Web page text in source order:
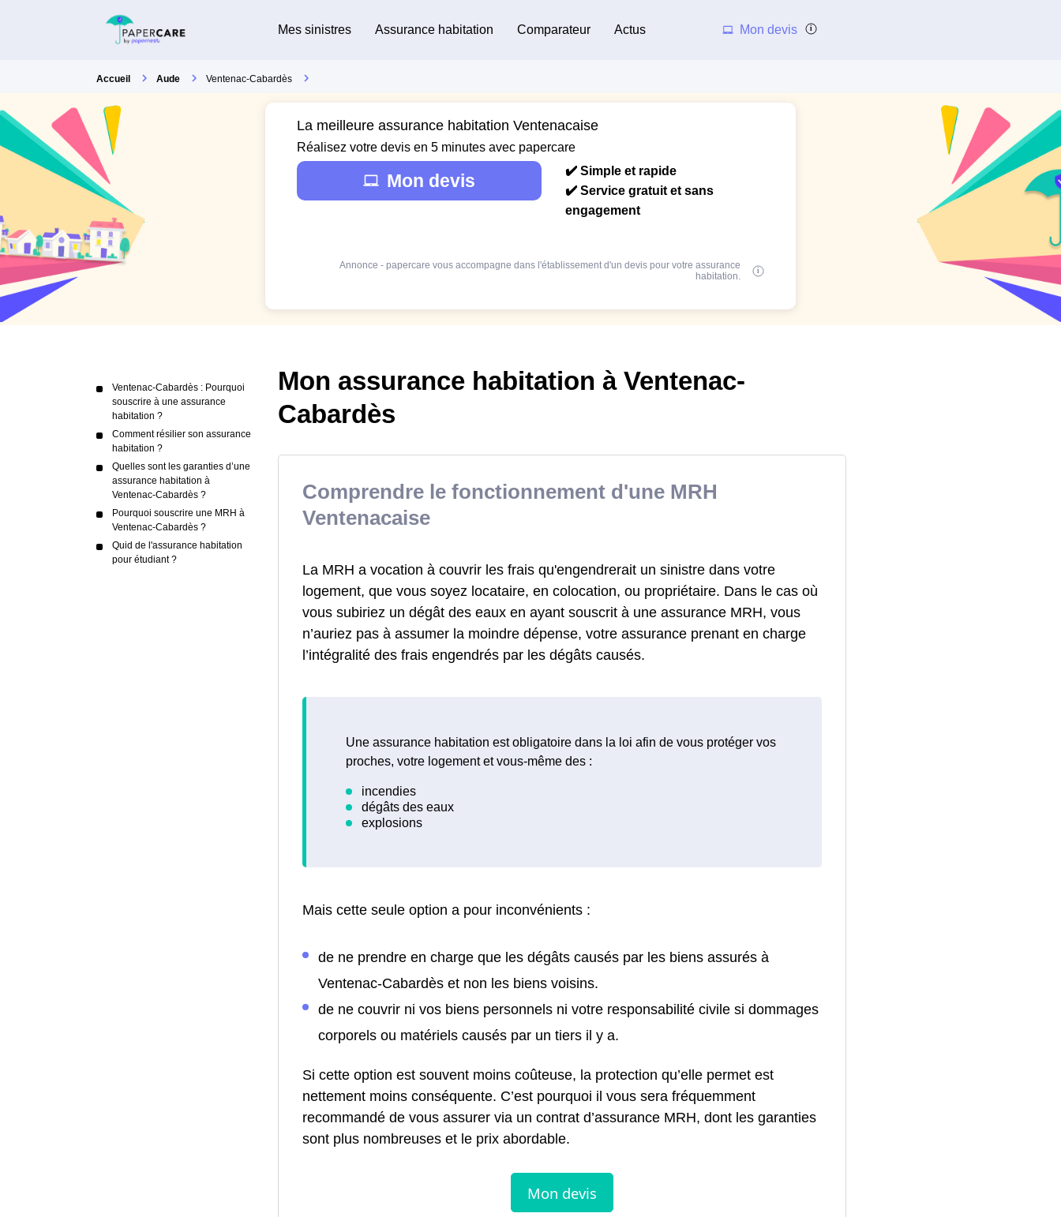
Mes sinistres Assurance habitation Comparateur Actus Mon devis
Accueil Aude Ventenac-Cabardès
La meilleure assurance habitation Ventenacaise
Réalisez votre devis en 5 minutes avec papercare
Mon devis
✔️ Simple et rapide
✔️ Service gratuit et sans
engagement
Annonce - papercare vous accompagne dans l'établissement d'un devis pour votre assurance
habitation.
Ventenac-Cabardès : Pourquoi
souscrire à une assurance
habitation ?
Comment résilier son assurance
habitation ?
Quelles sont les garanties d’une
assurance habitation à
Ventenac-Cabardès ?
Pourquoi souscrire une MRH à
Ventenac-Cabardès ?
Quid de l'assurance habitation
pour étudiant ?
Mon assurance habitation à Ventenac-
Cabardès
Comprendre le fonctionnement d'une MRH
Ventenacaise
La MRH a vocation à couvrir les frais qu'engendrerait un sinistre dans votre
logement, que vous soyez locataire, en colocation, ou propriétaire. Dans le cas où
vous subiriez un dégât des eaux en ayant souscrit à une assurance MRH, vous
n’auriez pas à assumer la moindre dépense, votre assurance prenant en charge
l’intégralité des frais engendrés par les dégâts causés.
Une assurance habitation est obligatoire dans la loi afin de vous protéger vos
proches, votre logement et vous-même des :
Mais cette seule option a pour inconvénients :
de ne prendre en charge que les dégâts causés par les biens assurés à
Ventenac-Cabardès et non les biens voisins.
de ne couvrir ni vos biens personnels ni votre responsabilité civile si dommages
corporels ou matériels causés par un tiers il y a.
Si cette option est souvent moins coûteuse, la protection qu’elle permet est
nettement moins conséquente. C’est pourquoi il vous sera fréquemment
recommandé de vous assurer via un contrat d’assurance MRH, dont les garanties
sont plus nombreuses et le prix abordable.